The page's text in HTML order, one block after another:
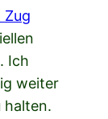
Zug
Ich
weiter
halten.